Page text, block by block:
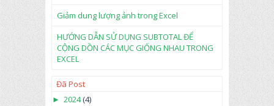
Giảm dung lượng ảnh trong Excel
HƯỚNG DẪN SỬ DỤNG SUBTOTAL ĐỂ
CỘNG DỒN CÁC MỤC GIỐNG NHAU TRONG
EXCEL
Đã Post
► 2024(4)